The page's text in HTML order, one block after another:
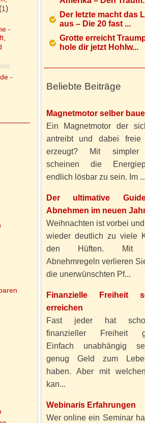
Der letzte macht das
aus – Die 20 fast ...
Grotte erreicht
hole dir jetzt Hohlw...
Beliebte Beiträge
Magnetmotor selber
Ein Magnetmotor der
antreibt und dabei freie
erzeugt? Mit simpler
scheinen die
endlich lösbar zu sein. Im ...
Der ultimative
Abnehmen im neuen
Weihnachten ist vorbei
wieder deutlich zu viele
den Hüften. Mit
Abnehmregeln verlieren
die unerwünschten Pf...
Finanzielle Freiheit
erreichen
Fast jeder hat
finanzieller Freiheit
Einfach unabhängig
genug Geld zum
haben. Aber mit
kan...
Webinaris Erfahrungen
Wer online ein Seminar
1)
-
-